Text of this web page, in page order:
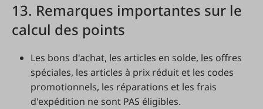
13. Remarques importantes sur le
calcul des points
Les bons d'achat, les articles en solde, les offres
spéciales, les articles à prix réduit et les codes
promotionnels, les réparations et les frais
d'expédition ne sont PAS éligibles.